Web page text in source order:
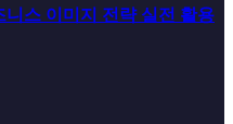
스 이미지 전략 실전 활용